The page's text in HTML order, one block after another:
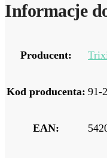
Informacje
Producent:
Kod producenta: 91-
EAN: